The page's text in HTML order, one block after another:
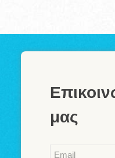
μας
Email